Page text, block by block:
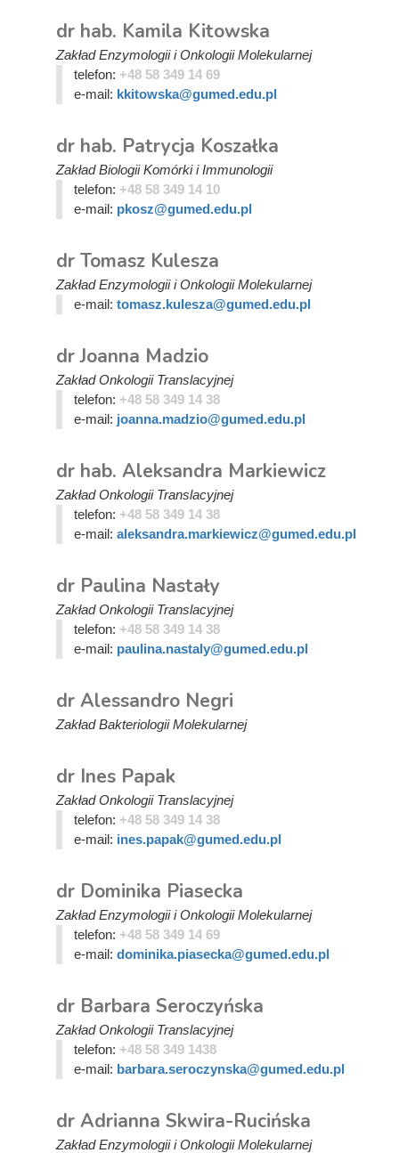
dr hab. Kamila Kitowska
Zakład Enzymologii i Onkologii Molekularnej
telefon: +48 58 349 14 69
e-mail: kkitowska@gumed.edu.pl
dr hab. Patrycja Koszałka
Zakład Biologii Komórki i Immunologii
telefon: +48 58 349 14 10
e-mail: pkosz@gumed.edu.pl
dr Tomasz Kulesza
Zakład Enzymologii i Onkologii Molekularnej
e-mail: tomasz.kulesza@gumed.edu.pl
dr Joanna Madzio
Zakład Onkologii Translacyjnej
telefon: +48 58 349 14 38
e-mail: joanna.madzio@gumed.edu.pl
dr hab. Aleksandra Markiewicz
Zakład Onkologii Translacyjnej
telefon: +48 58 349 14 38
e-mail: aleksandra.markiewicz@gumed.edu.pl
dr Paulina Nastały
Zakład Onkologii Translacyjnej
telefon: +48 58 349 14 38
e-mail: paulina.nastaly@gumed.edu.pl
dr Alessandro Negri
Zakład Bakteriologii Molekularnej
dr Ines Papak
Zakład Onkologii Translacyjnej
telefon: +48 58 349 14 38
e-mail: ines.papak@gumed.edu.pl
dr Dominika Piasecka
Zakład Enzymologii i Onkologii Molekularnej
telefon: +48 58 349 14 69
e-mail: dominika.piasecka@gumed.edu.pl
dr Barbara Seroczyńska
Zakład Onkologii Translacyjnej
telefon: +48 58 349 1438
e-mail: barbara.seroczynska@gumed.edu.pl
dr Adrianna Skwira-Rucińska
Zakład Enzymologii i Onkologii Molekularnej